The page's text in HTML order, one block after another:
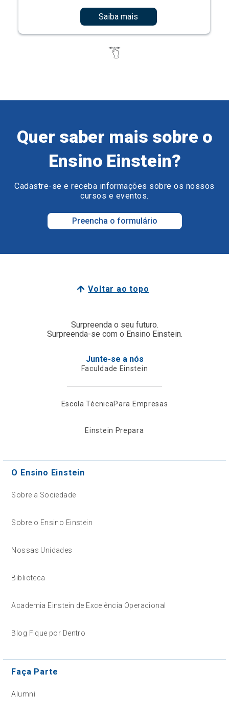
Saiba mais
Quer saber mais sobre o
Ensino Einstein?
Cadastre-se e receba informações sobre os nossos
cursos e eventos.
Preencha o formulário
Voltar ao topo
Surpreenda o seu futuro.
Surpreenda-se com o Ensino Einstein.
Junte-se a nós
Faculdade Einstein
Escola TécnicaPara Empresas
Einstein Prepara
O Ensino Einstein
Sobre a Sociedade
Sobre o Ensino Einstein
Nossas Unidades
Biblioteca
Academia Einstein de Excelência Operacional
Blog Fique por Dentro
Faça Parte
Alumni